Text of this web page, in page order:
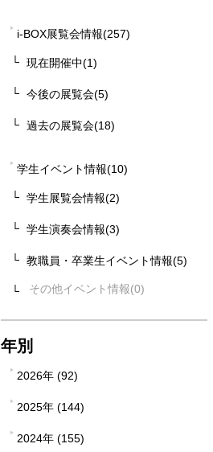
i-BOX展覧会情報(257)
現在開催中(1)
今後の展覧会(5)
過去の展覧会(18)
学生イベント情報(10)
学生展覧会情報(2)
学生演奏会情報(3)
教職員・卒業生イベント情報(5)
その他イベント情報
年別
2026年 (92)
2025年 (144)
2024年 (155)